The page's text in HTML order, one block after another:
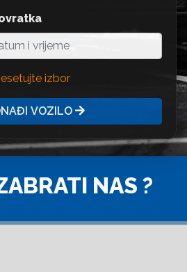
izbor
VOZILO
NAS ?